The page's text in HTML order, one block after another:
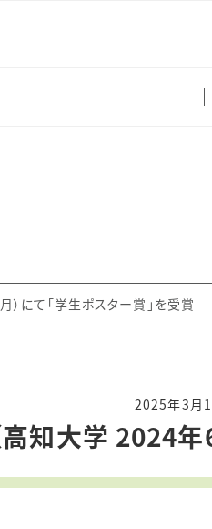
にて「学生ポスター賞」を受賞
2025年3月
知大学 2024年